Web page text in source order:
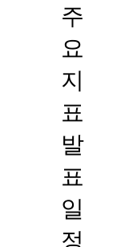
주
요
지
표
발
표
일
정